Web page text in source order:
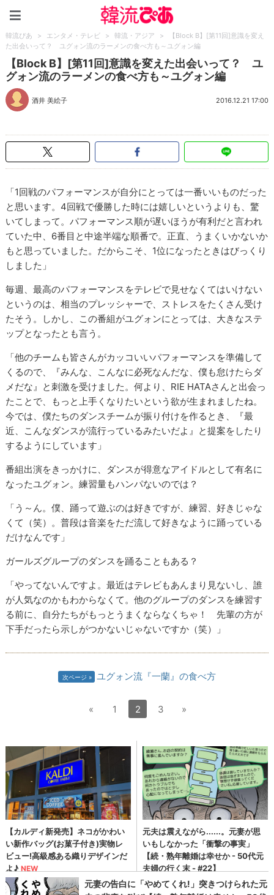
韓流ぴあ > エンタメ・テレビ > 韓流・アジア >
【Block B】[第11回]意識を変え
た出会いって？ ユグォン流のラーメンの食べ方も～ユグォン編
【Block B】[第11回]意識を変えた出会いって？ ユ
グォン流のラーメンの食べ方も～ユグォン編
酒井 美絵子 2016.12.21 17:00
「1回戦のパフォーマンスが自分にとっては一番いいものだった
と思います。4回戦で優勝した時には嬉しいというよりも、驚
いてしまって。パフォーマンス順が遅いほうが有利だと言われ
ていた中、6番目と中途半端な順番で。正直、うまくいかないか
もと思っていました。だからこそ、1位になったときはびっくり
しました」
毎週、最高のパフォーマンスをテレビで見せなくてはいけない
というのは、相当のプレッシャーで、ストレスをたくさん受け
たそう。しかし、この番組がユグォンにとっては、大きなステ
ップとなったとも言う。
「他のチームも皆さんがカッコいいパフォーマンスを準備して
くるので、『みんな、こんなに必死なんだな、僕も怠けたらダ
メだな』と刺激を受けました。何より、RIE HATAさんと出会っ
たことで、もっと上手くなりたいという欲が生まれましたね。
今では、僕たちのダンスチームが振り付けを作るとき、『最
近、こんなダンスが流行っているみたいだよ』と提案をしたり
するようにしています」
番組出演をきっかけに、ダンスが得意なアイドルとして有名に
なったユグォン。練習量もハンパないのでは？
「う～ん。僕、踊って遊ぶのは好きですが、練習、好きじゃな
くて（笑）。普段は音楽をただ流して好きなように踊っている
だけなんです」
ガールズグループのダンスを踊ることもある？
「やってないんですよ。最近はテレビもあんまり見ないし、誰
が人気なのかもわからなくて。他のグループのダンスを練習す
る前に、自分たちがもっとうまくならなくちゃ！ 先輩の方が
下手だったら示しがつかないじゃないですか（笑）」
次ページ ユグォン流『一蘭』の食べ方
« 1 2 3 »